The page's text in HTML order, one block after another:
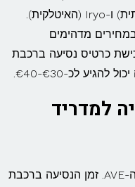
(לואו-קוסט של רנפה), Ouigo (הצרפתית) ו-Iryo (האיטלקית).
מדהימים
מחיר רכישת כרטיס נסיעה ברכבת
לכ-€30-€40.
למדריד
הנסיעה מהירה ביותר בזכות תשתית ה-AVE. זמן הנסיעה ברכבת